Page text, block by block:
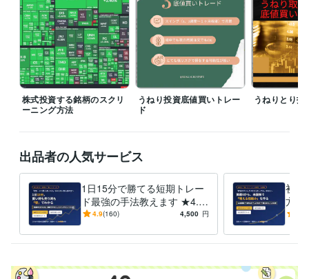
Microsoft Project:5年
ChatGPT:1年 Canva:5年
得意分野
資産運用・副業の相談 米国株投資、長期投資 長期の株式投資戦略
テンバガー株・割安成長株の発掘
株式投資 米国株投資 長期投資 成長株投資 テンバガー
資産運用・副業の相談 日本株・海外株・FXの短期売買
スイングト
レード うねり投資術
スイングトレード 短期株式投資 米国株 株式投資
株式投資する銘柄のスクリ
ーニング方法
うねり投資底値買いトレー
ド
うねりとり投
出品者の人気サービス
1日15分で勝てる短期トレー
ド最強の手法教えます ★4.9
｜知識ゼロでも、買い時・売
4.9(160) 4,500 円
初心
方教
ら